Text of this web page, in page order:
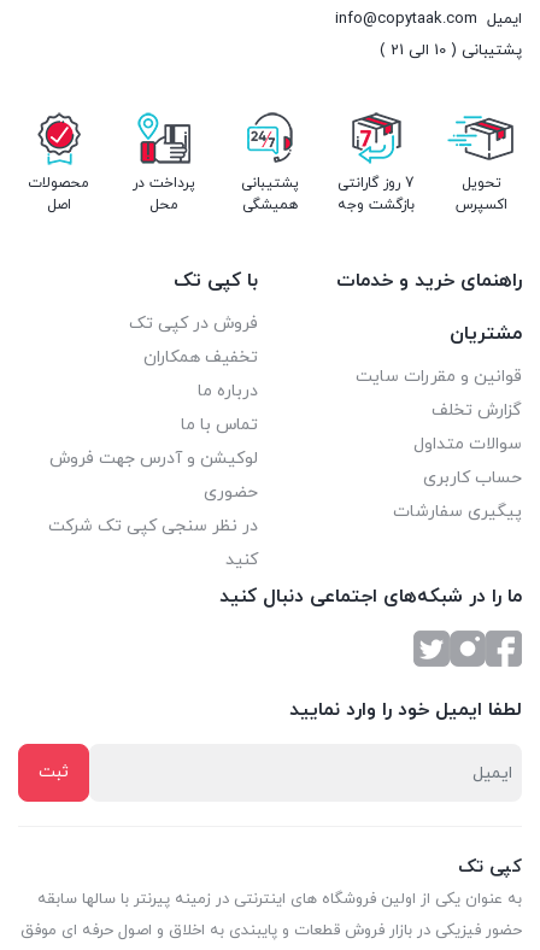
ایمیل info@copytaak.com
پشتیبانی ( 10 الی 21 )
تحویل
اکسپرس
7 روز گارانتی
بازگشت وجه
پشتیبانی
همیشگی
پرداخت در
محل
محصولات
اصل
راهنمای خرید و خدمات
مشتریان
قوانین و مقررات سایت
گزارش تخلف
سوالات متداول
حساب کاربری
پیگیری سفارشات
با کپی تک
فروش در کپی تک
تخفیف همکاران
درباره ما
تماس با ما
لوکیشن و آدرس جهت فروش
حضوری
در نظر سنجی کپی تک شرکت
کنید
ما را در شبکه‌های اجتماعی دنبال کنید
لطفا ایمیل خود را وارد نمایید
کپی تک
به عنوان یکی از اولین فروشگاه های اینترنتی در زمینه پیرنتر با سالها سابقه
حضور فیزیکی در بازار فروش قطعات و پایبندی به اخلاق و اصول حرفه ای موفق